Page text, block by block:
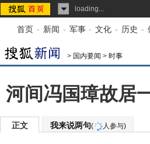
loading...
首页 - 新闻 - 军事 - 文化 - 历史 -
> 国内要闻 > 时事
河间冯国璋故居
正文 我来说两句( 人参与)